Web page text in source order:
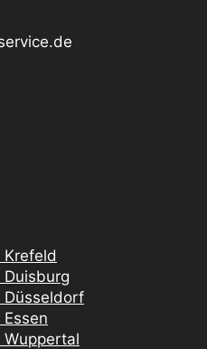
Krefeld
Düsseldorf
Wuppertal